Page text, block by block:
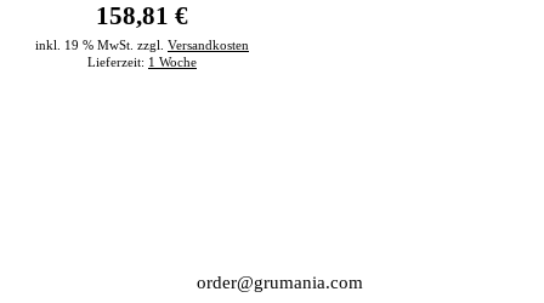
158,81 €
inkl. 19 % MwSt. zzgl. Versandkosten
Lieferzeit: 1 Woche
order@grumania.com